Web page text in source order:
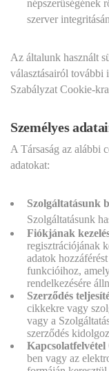
népszerűségének
szerver
Az általunk használt
választásairól további
Szabályzat Cookie-
Személyes
A Társaság az alábbi
adatokat:
Szolgáltatásunk
Szolgáltatásunk
Fiókjának
regisztrációjának
adatok
funkcióihoz,
rendelkezésére
Szerződés
cikkekre vagy
vagy a
szerződés
Kapcsolatfelvétel
ben vagy az